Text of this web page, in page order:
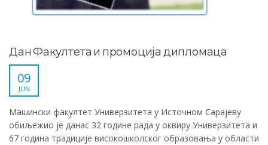
Дан Факултета и промоција дипломаца
09
JUN
Машински факултет Универзитета у Источном Сарајеву
обиљежио је данас 32 године рада у оквиру Универзитета и
67 година традиције високошколског образовања у области